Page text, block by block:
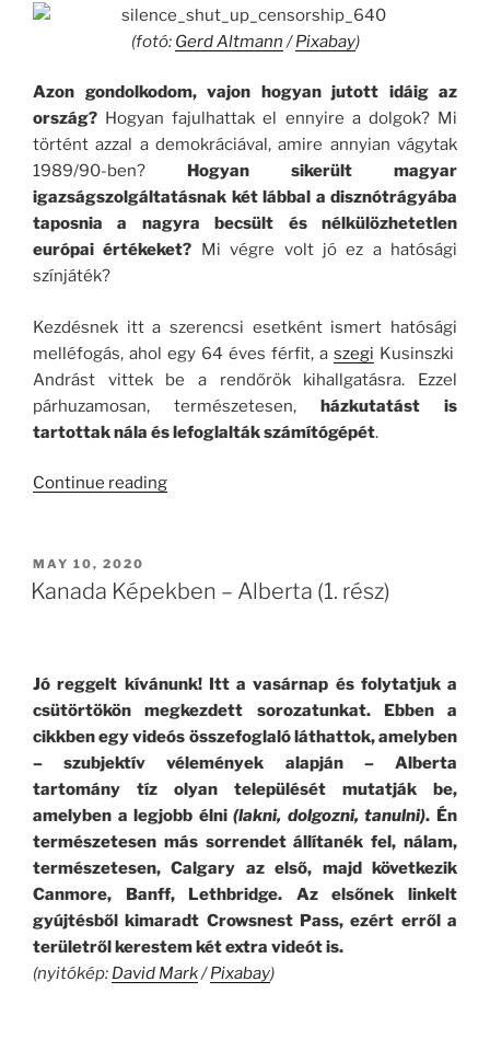
(fotó: Gerd Altmann /Pixabay)
Azon gondolkodom, vajon hogyan jutott idáig az
ország? Hogyan fajulhattak el ennyire a dolgok? Mi
történt azzal a demokráciával, amire annyian vágytak
1989/90-ben? Hogyan sikerült magyar
igazságszolgáltatásnak két lábbal a disznótrágyába
taposnia a nagyra becsült és nélkülözhetetlen
európai értékeket? Mi végre volt jó ez a hatósági
színjáték?
Kezdésnek itt a szerencsi esetként ismert hatósági
melléfogás, ahol egy 64 éves férfit, a szegi Kusinszki
Andrást vittek be a rendőrök kihallgatásra. Ezzel
párhuzamosan, természetesen, házkutatást is
tartottak nála és lefoglalták számítógépét.
Continue reading“Mélységes
POSTED
ON
MAY 10, 2020
Kanada Képekben – Alberta (1. rész)
Jó reggelt kívánunk! Itt a vasárnap és folytatjuk a
csütörtökön megkezdett sorozatunkat. Ebben a
cikkben egy videós összefoglaló láthattok, amelyben
– szubjektív vélemények alapján – Alberta
tartomány tíz olyan települését mutatják be,
amelyben a legjobb élni(lakni, dolgozni, tanulni). Én
természetesen más sorrendet állítanék fel, nálam,
természetesen, Calgary az első, majd következik
Canmore, Banff, Lethbridge. Az elsőnek linkelt
gyújtésből kimaradt Crowsnest Pass, ezért erről a
területről kerestem két extra videót is.
(nyitókép: David Mark/Pixabay)